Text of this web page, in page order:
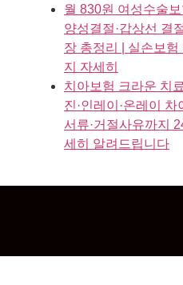
월 830원 여성수술
양성결절·갑상선 결
장 총정리 | 실손보
지 자세히
치아보험 크라운 치
진·인레이·온레이
서류·거절사유까지
세히 알려드립니다